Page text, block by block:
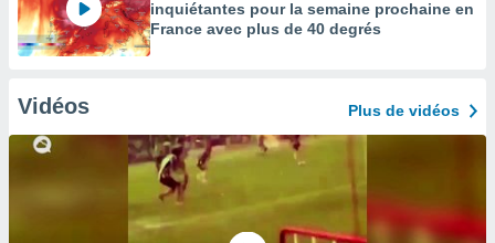
inquiétantes pour la semaine prochaine en
France avec plus de 40 degrés
Vidéos Plus de vidéos